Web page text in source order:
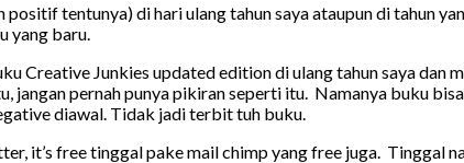
tentunya) di hari ulang tahun saya ataupun di tahun
yang baru.
Creative Junkies updated edition di ulang tahun saya dan
pernah punya pikiran seperti itu. Namanya buku
diawal. Tidak jadi terbit tuh buku.
it’s free tinggal pake mail chimp yang free juga. Tinggal